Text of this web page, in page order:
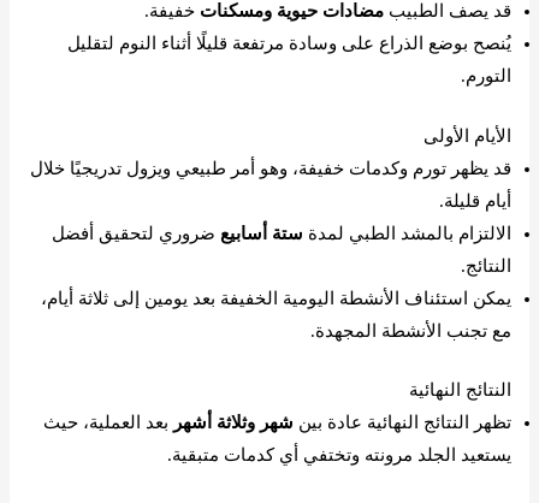
قد يصف الطبيبمضادات حيوية ومسكنات خفيفة.
يُنصح بوضع الذراع على وسادة مرتفعة قليلًا أثناء النوم لتقليل
التورم.
الأيام الأولى
قد يظهر تورم وكدمات خفيفة، وهو أمر طبيعي ويزول تدريجيًا خلال
أيام قليلة.
الالتزام بالمشد الطبي لمدة ستة أسابيع ضروري لتحقيق أفضل
النتائج.
يمكن استئناف الأنشطة اليومية الخفيفة بعد يومين إلى ثلاثة أيام،
مع تجنب الأنشطة المجهدة.
النتائج النهائية
تظهر النتائج النهائية عادة بين شهر وثلاثة أشهر بعد العملية، حيث
يستعيد الجلد مرونته وتختفي أي كدمات متبقية.